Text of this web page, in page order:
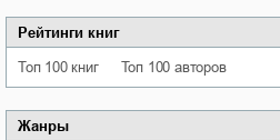
Рейтинги книг
Топ 100 книг Топ 100 авторов
Жанры